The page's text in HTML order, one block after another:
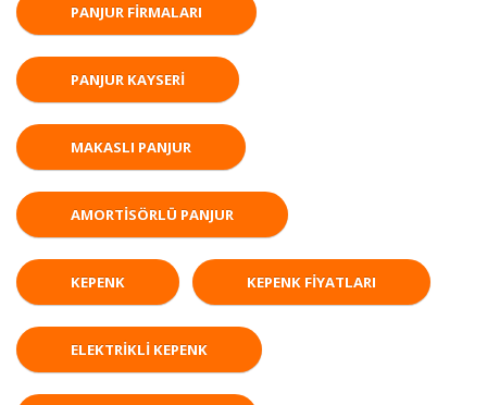
PANJUR FIRMALARI
PANJUR KAYSERI
MAKASLI PANJUR
AMORTISÖRLÜ PANJUR
KEPENK KEPENK FIYATLARI
ELEKTRIKLI KEPENK